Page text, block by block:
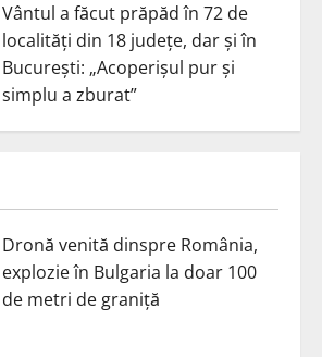
Vântul a făcut prăpăd în 72 de
localități din 18 județe, dar și în
București: „Acoperișul pur și
simplu a zburat”
Dronă venită dinspre România,
explozie în Bulgaria la doar 100
de metri de graniță